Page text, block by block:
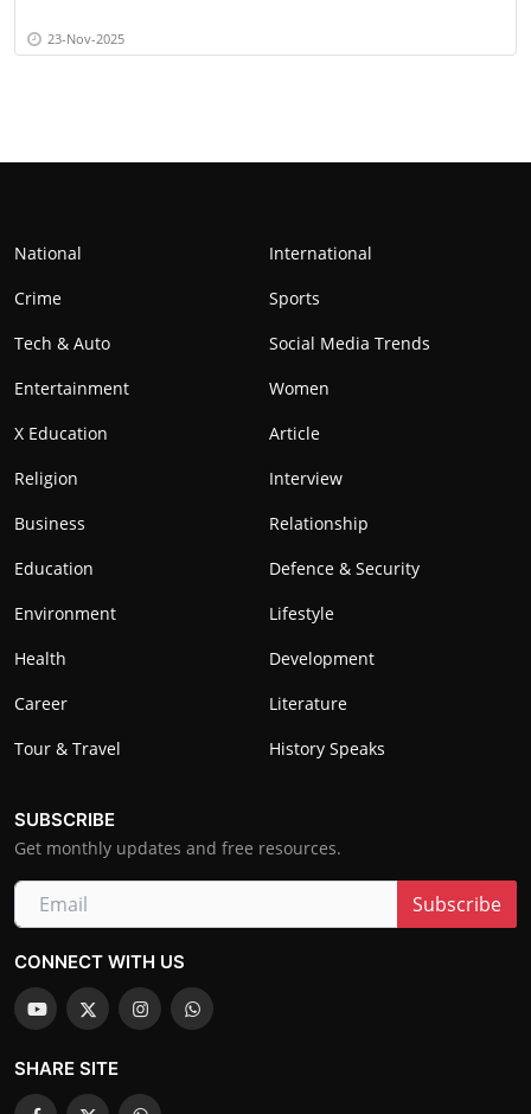
23-Nov-2025
National
International
Crime
Sports
Tech & Auto
Social Media Trends
Entertainment
Women
X Education
Article
Religion
Interview
Business
Relationship
Education
Defence & Security
Environment
Lifestyle
Health
Development
Career
Literature
Tour & Travel
History Speaks
SUBSCRIBE
Get monthly updates and free resources.
Subscribe
CONNECT WITH US
SHARE SITE